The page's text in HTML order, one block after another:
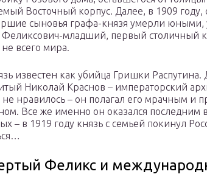
Восточный корпус. Далее, в 1909 году,
сыновья графа-князя умерли юными,
младший, первый столичный
всего мира.
известен как убийца Гришки
Николай Краснов – императорский
нравилось – он полагал его мрачным и
Все же именно он оказался последним
– в 1919 году князь с семьей покинул
Феликс и